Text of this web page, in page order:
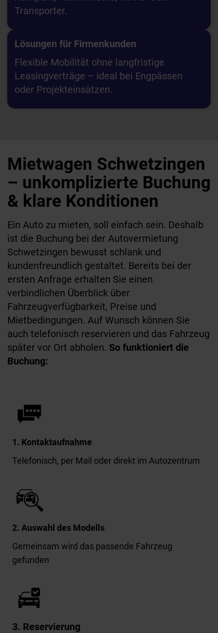
Transporter.
Lösungen für Firmenkunden
Flexible Mobilität ohne langfristige
Leasingverträge – ideal bei Engpässen
oder Projekteinsätzen.
Mietwagen Schwetzingen
– unkomplizierte Buchung
& klare Konditionen
Ein Auto zu mieten, soll einfach sein. Deshalb
ist die Buchung bei der Autovermietung
Schwetzingen bewusst schlank und
kundenfreundlich gestaltet. Bereits bei der
ersten Anfrage erhalten Sie einen
verbindlichen Überblick über
Fahrzeugverfügbarkeit, Preise und
Mietbedingungen. Auf Wunsch können Sie
auch telefonisch reservieren und das Fahrzeug
später vor Ort abholen. So funktioniert die
Buchung:
1. Kontaktaufnahme
Telefonisch, per Mail oder direkt im Autozentrum
2. Auswahl des Modells
Gemeinsam wird das passende Fahrzeug
gefunden
3. Reservierung